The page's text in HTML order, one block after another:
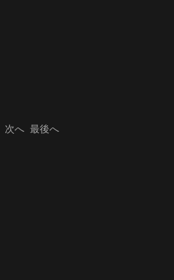
次へ 最後へ